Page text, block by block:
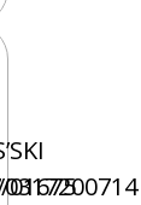
01675